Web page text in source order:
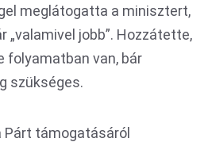
meglátogatta a minisztert,
„valamivel jobb”. Hozzátette,
folyamatban van, bár
szükséges.
Párt támogatásáról